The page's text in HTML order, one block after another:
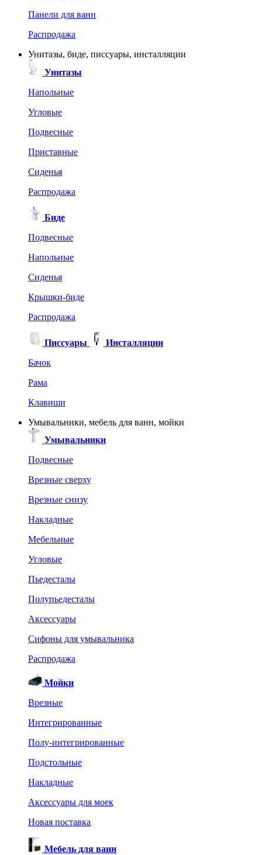
Панели для ванн
Распродажа
Унитазы, биде, писсуары, инсталляции
Унитазы
Напольные
Угловые
Подвесные
Приставные
Сиденья
Распродажа
Биде
Подвесные
Напольные
Сиденья
Крышки-биде
Распродажа
Писсуары
Инсталляции
Бачок
Рама
Клавиши
Умывальники, мебель для ванн, мойки
Умывальники
Подвесные
Врезные сверху
Врезные снизу
Накладные
Мебельные
Угловые
Пьедесталы
Полупьедесталы
Аксессуары
Сифоны для умывальника
Распродажа
Мойки
Врезные
Интегрированные
Полу-интегрированные
Подстольные
Накладные
Аксессуары для моек
Новая поставка
Мебель для ванн